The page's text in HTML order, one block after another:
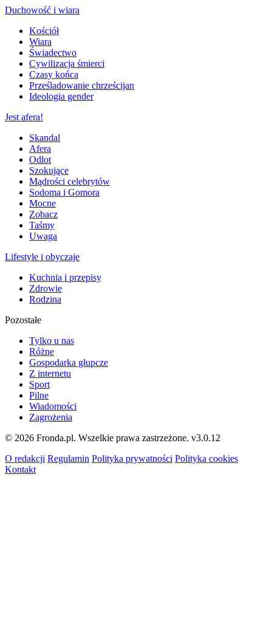
Duchowość i wiara
Kościół
Wiara
Świadectwo
Cywilizacja śmierci
Czasy końca
Prześladowanie chrześcijan
Ideologia gender
Jest afera!
Skandal
Afera
Odlot
Szokujące
Mądrości celebrytów
Sodoma i Gomora
Mocne
Zobacz
Taśmy
Uwaga
Lifestyle i obyczaje
Kuchnia i przepisy
Zdrowie
Rodzina
Pozostałe
Tylko u nas
Różne
Gospodarka głupcze
Z internetu
Sport
Pilne
Wiadomości
Zagrożenia
© 2026 Fronda.pl. Wszelkie prawa zastrzeżone. v3.0.12
O redakcji Regulamin Polityka prywatności Polityka cookies
Kontakt